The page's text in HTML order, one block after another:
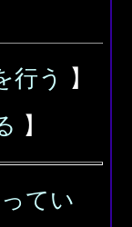
行う
】
】
てい